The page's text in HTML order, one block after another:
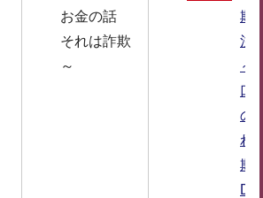
お金の話
それは詐欺
～
欺
注
～
口
の
れ
欺
DF